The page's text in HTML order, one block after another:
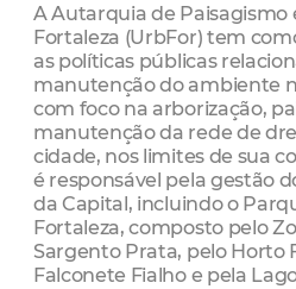
A Autarquia de Paisagismo
Fortaleza (UrbFor) tem
as políticas públicas
manutenção do ambiente
com foco na arborização,
manutenção da rede de
cidade, nos limites de sua
é responsável pela gestão
da Capital, incluindo o
Fortaleza, composto pelo
Sargento Prata, pelo Horto
Falconete Fialho e pela